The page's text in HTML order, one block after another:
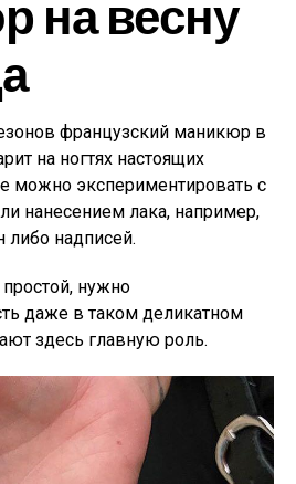
на весну
французский маникюр в
на ногтях настоящих
можно экспериментировать с
нанесением лака, например,
надписей.
нужно
даже в таком деликатном
здесь главную роль.